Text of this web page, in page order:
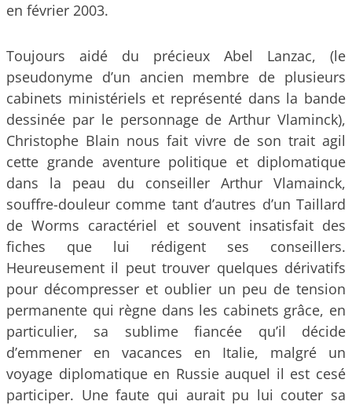
en février 2003.
Toujours aidé du précieux Abel Lanzac, (le
pseudonyme d’un ancien membre de plusieurs
cabinets ministériels et représenté dans la bande
dessinée par le personnage de Arthur Vlaminck),
Christophe Blain nous fait vivre de son trait agil
cette grande aventure politique et diplomatique
dans la peau du conseiller Arthur Vlamainck,
souffre-douleur comme tant d’autres d’un Taillard
de Worms caractériel et souvent insatisfait des
fiches que lui rédigent ses conseillers.
Heureusement il peut trouver quelques dérivatifs
pour décompresser et oublier un peu de tension
permanente qui règne dans les cabinets grâce, en
particulier, sa sublime fiancée qu’il décide
d’emmener en vacances en Italie, malgré un
voyage diplomatique en Russie auquel il est cesé
participer. Une faute qui aurait pu lui couter sa